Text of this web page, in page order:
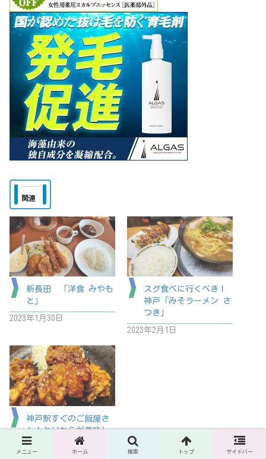
関連
新長田 「洋食 みやも
と」
2023年1月30日
スグ食べに行くべき！
神戸「みそラーメン さ
つき」
2023年2月1日
神戸駅すぐのご飯屋さ
ん！とりからが美味し
い「きしから」
メニュー ホーム 検索 トップ サイドバー